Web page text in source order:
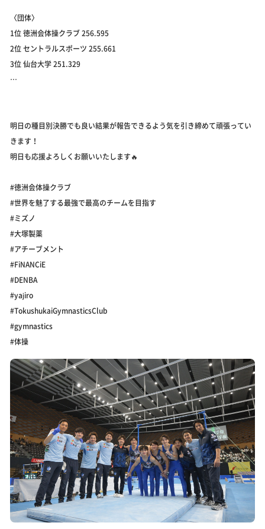
〈団体〉
1位 徳洲会体操クラブ 256.595
2位 セントラルスポーツ 255.661
3位 仙台大学 251.329
…
明日の種目別決勝でも良い結果が報告できるよう気を引き締めて頑張ってい
きます！
明日も応援よろしくお願いいたします🔥
#徳洲会体操クラブ
#世界を魅了する最強で最高のチームを目指す
#ミズノ
#大塚製薬
#アチーブメント
#FiNANCiE
#DENBA
#yajiro
#TokushukaiGymnasticsClub
#gymnastics
#体操